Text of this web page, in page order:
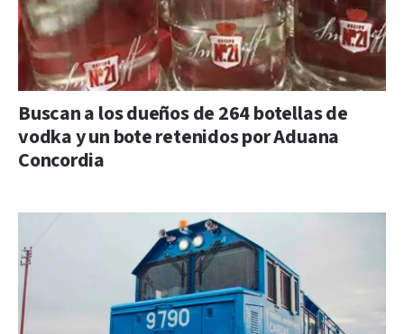
Buscan a los dueños de 264 botellas de
vodka y un bote retenidos por Aduana
Concordia